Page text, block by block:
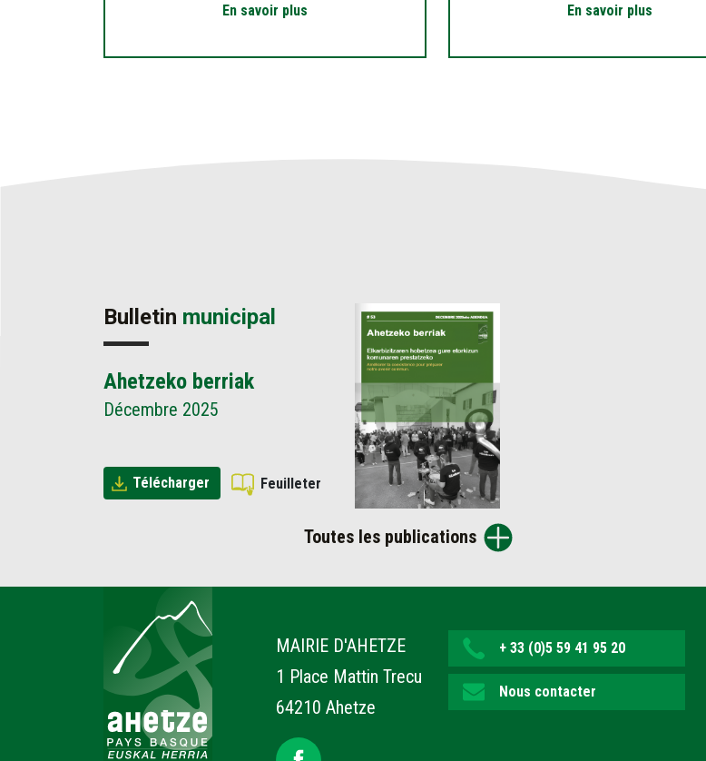
En savoir plus En savoir plus
Bulletin municipal
Ahetzeko berriak
Décembre 2025
Télécharger Feuilleter
Toutes les publications
MAIRIE D'AHETZE
1 Place Mattin Trecu
64210 Ahetze
+ 33 (0)5 59 41 95 20
Nous contacter